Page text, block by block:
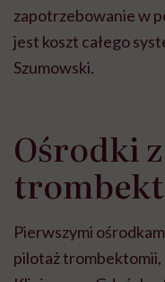
zapotrzebowanie w
jest koszt całego
Szumowski.
Ośrodki z
Pierwszymi
pilotaż